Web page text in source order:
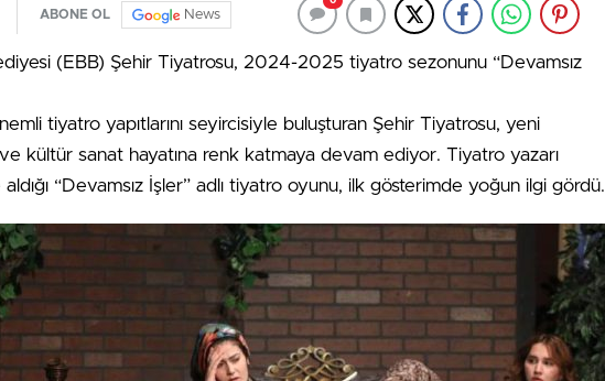
ABONE OL News
(EBB) Şehir Tiyatrosu, 2024-2025 tiyatro sezonunu “Devamsız
tiyatro yapıtlarını seyircisiyle buluşturan Şehir Tiyatrosu, yeni
kültür sanat hayatına renk katmaya devam ediyor. Tiyatro yazarı
aldığı “Devamsız İşler” adlı tiyatro oyunu, ilk gösterimde yoğun ilgi gördü.